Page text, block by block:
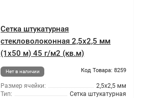
Сетка штукатурная
стекловолоконная 2,5x2,5 мм
(1x50 м) 45 г/м2 (кв.м)
Нет в наличии Код Товара: 8259
Размер ячейки:
2,5х2,5 мм
Тип:
Сетка штукатурная